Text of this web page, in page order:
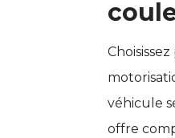
véhicule
offre